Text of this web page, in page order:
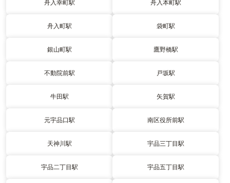
舟入幸町駅 舟入本町駅
舟入町駅 袋町駅
銀山町駅 鷹野橋駅
不動院前駅 戸坂駅
牛田駅 矢賀駅
元宇品口駅 南区役所前駅
天神川駅 宇品三丁目駅
宇品二丁目駅 宇品五丁目駅